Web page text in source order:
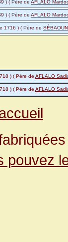
) ( Père de AFLALO
) ( Père de AFLALO
1716 ) ( Père de
) ( Père de AFLALO
) ( Père de AFLALO
pouvez